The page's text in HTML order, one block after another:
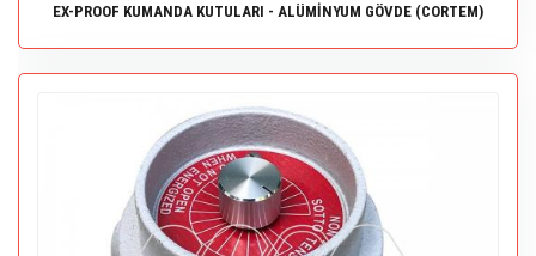
EX-PROOF KUMANDA KUTULARI - ALÜMİNYUM GÖVDE (CORTEM)